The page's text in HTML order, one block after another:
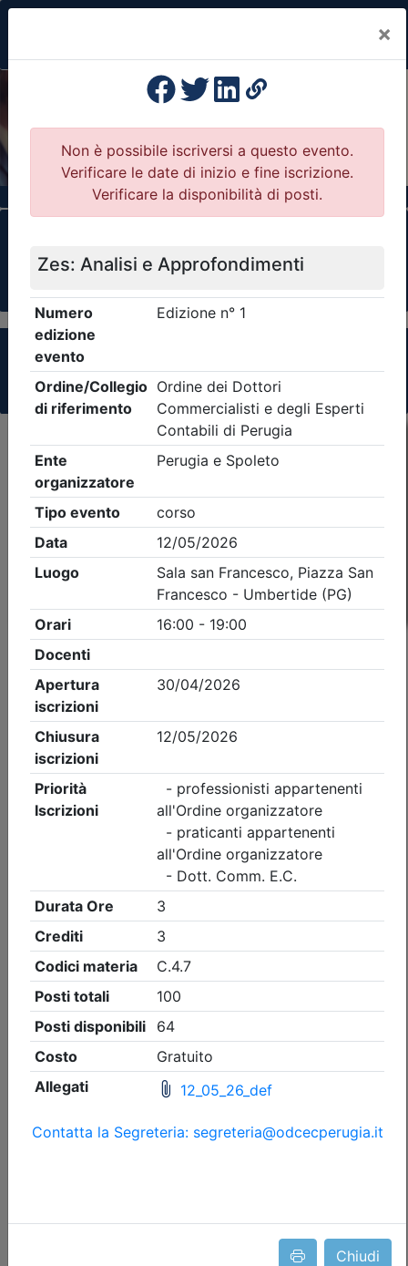
×
Chiudi
Previous
Il portale della formazione per Ordini e
Clicca qui - espandi la sezione dei filtri ricerca
eventi
Criteri di ricerca applicati:
- Tipo Ordine/collegio:Dott. Comm. E.C.
Perugia- Eventi in programma dal8/8/2026
iCal Feed RSS
Dettagli evento
Gratuito
Ordine dei Dottori Commercialisti e degli Esperti Contabili
di Perugia
Finanziamento Agevolato della Cultura
in Umbria: contributi pubblici e privati,
art bonus
Data:27/08/2026
Crediti:4 cfp
Iscrizioni:dal 28/07/2026 al 27/08/2026
Tipologia:
Priorità iscrizioni Allegati
Note